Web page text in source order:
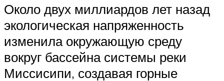
Около двух миллиардов лет назад
экологическая напряженность
изменила окружающую среду
вокруг бассейна системы реки
Миссисипи, создавая горные